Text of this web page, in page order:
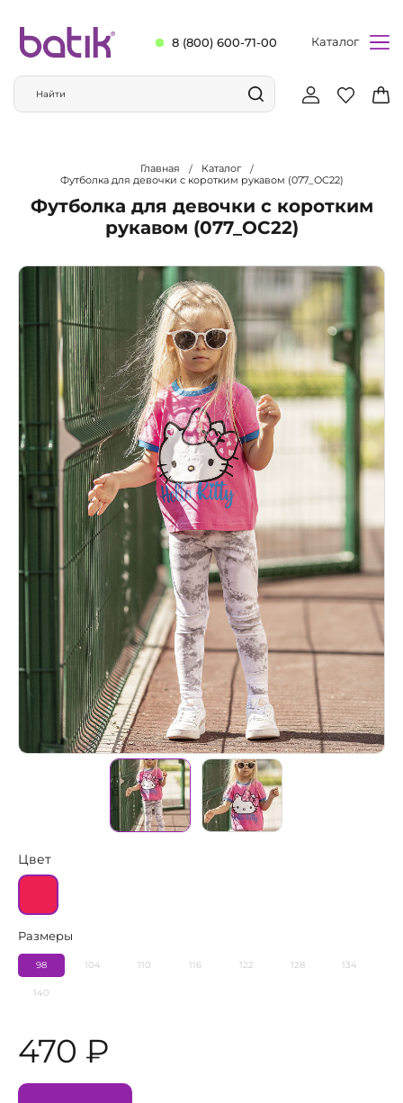
8 (800) 600-71-00 Каталог
Главная
Каталог
Футболка для девочки с коротким рукавом (077_ОС22)
Футболка для девочки с коротким
рукавом (077_ОС22)
Цвет
Размеры
98 104 110 116 122 128 134
140
470 ₽